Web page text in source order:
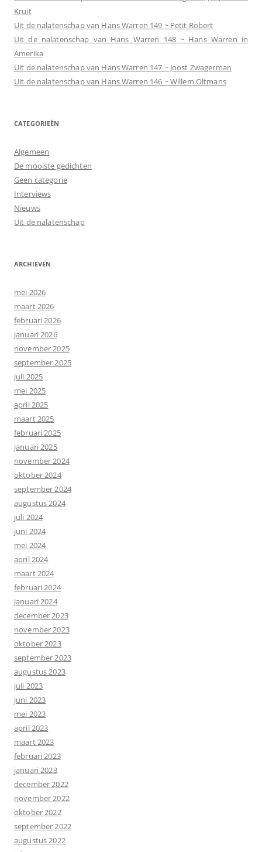
Kruit
Uit de nalatenschap van Hans Warren 149 ~ Petit Robert
Uit de nalatenschap van Hans Warren 148 ~ Hans Warren in
Amerika
Uit de nalatenschap van Hans Warren 147 ~ Joost Zwagerman
Uit de nalatenschap van Hans Warren 146 ~ Willem Oltmans
CATEGORIEËN
Algemeen
De mooiste gedichten
Geen categorie
Interviews
Nieuws
Uit de nalatenschap
ARCHIEVEN
mei 2026
maart 2026
februari 2026
januari 2026
november 2025
september 2025
juli 2025
mei 2025
april 2025
maart 2025
februari 2025
januari 2025
november 2024
oktober 2024
september 2024
augustus 2024
juli 2024
juni 2024
mei 2024
april 2024
maart 2024
februari 2024
januari 2024
december 2023
november 2023
oktober 2023
september 2023
augustus 2023
juli 2023
juni 2023
mei 2023
april 2023
maart 2023
februari 2023
januari 2023
december 2022
november 2022
oktober 2022
september 2022
augustus 2022